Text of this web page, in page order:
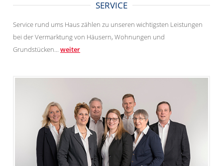
SERVICE
Service rund ums Haus zählen zu unseren wichtigsten Leistungen
bei der Vermarktung von Häusern, Wohnungen und
Grundstücken...weiter